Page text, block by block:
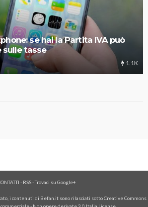
se hai la Partita IVA può
tasse
1.1K
- RSS-Trovaci su Google+
i contenuti di Befan.it sono rilasciati sotto Creative Commons